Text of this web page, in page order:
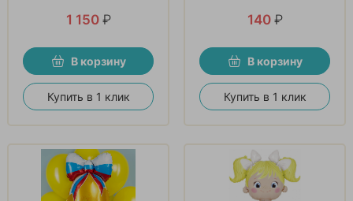
1 150 ₽
В корзину
Купить в 1 клик
140 ₽
В корзину
Купить в 1 клик